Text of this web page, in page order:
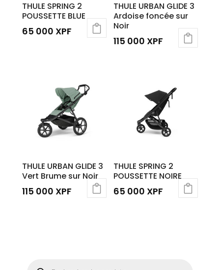
THULE SPRING 2
POUSSETTE BLUE
65 000 XPF
THULE URBAN GLIDE 3
Ardoise foncée sur
Noir
115 000 XPF
THULE URBAN GLIDE 3
Vert Brume sur Noir
115 000 XPF
THULE SPRING 2
POUSSETTE NOIRE
65 000 XPF